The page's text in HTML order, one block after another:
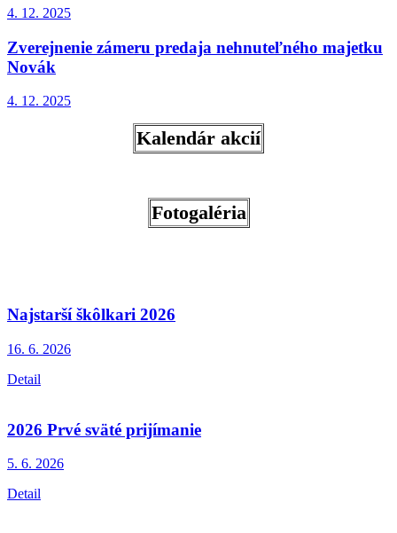
4. 12. 2025
Zverejnenie zámeru predaja nehnuteľného majetku
Novák
4. 12. 2025
Kalendár akcií
Fotogaléria
Najstarší škôlkari 2026
16. 6. 2026
Detail
2026 Prvé sväté prijímanie
5. 6. 2026
Detail